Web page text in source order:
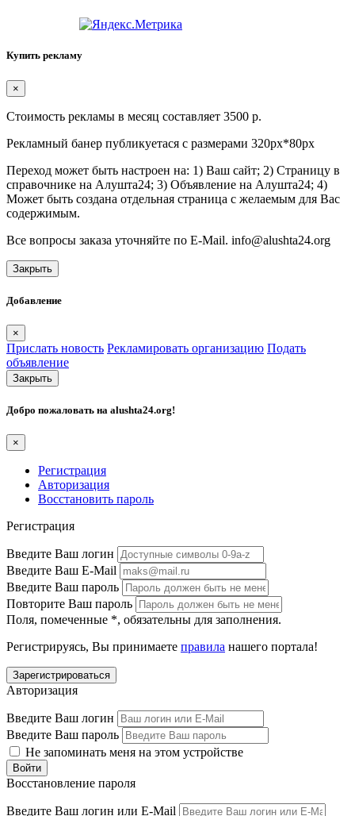
Купить рекламу
×
Стоимость рекламы в месяц составляет 3500 р.
Рекламный банер публикуетася с размерами 320px*80px
Переход может быть настроен на: 1) Ваш сайт; 2) Страницу в
справочнике на Алушта24; 3) Объявление на Алушта24; 4)
Может быть создана отдельная страница с желаемым для Вас
содержимым.
Все вопросы заказа уточняйте по E-Mail. info@alushta24.org
Закрыть
Добавление
×
Прислать новость Рекламировать организацию Подать
объявление
Закрыть
Добро пожаловать на alushta24.org!
×
Регистрация
Авторизация
Восстановить пароль
Регистрация
Введите Ваш логин
Введите Ваш E-Mail
Введите Ваш пароль
Повторите Ваш пароль
Поля, помеченные *, обязательны для заполнения.
Регистрируясь, Вы принимаете правила нашего портала!
Авторизация
Введите Ваш логин
Введите Ваш пароль
Не запоминать меня на этом устройстве
Восстановление пароля
Введите Ваш логин или E-Mail